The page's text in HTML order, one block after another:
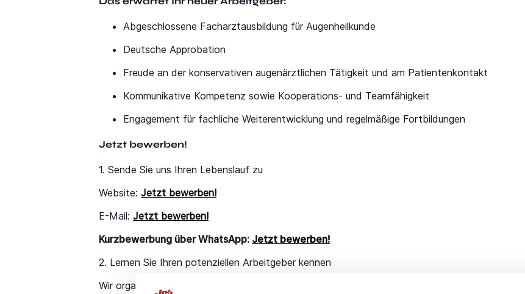
Abgeschlossene Facharztausbildung für Augenheilkunde
Deutsche Approbation
Freude an der konservativen augenärztlichen Tätigkeit und am Patientenkontakt
Kommunikative Kompetenz sowie Kooperations- und Teamfähigkeit
Engagement für fachliche Weiterentwicklung und regelmäßige Fortbildungen
Jetzt bewerben!
1. Sende Sie uns Ihren Lebenslauf zu
Website: Jetzt bewerben!
E-Mail: Jetzt bewerben!
Kurzbewerbung über WhatsApp: Jetzt bewerben!
2. Lernen Sie Ihren potenziellen Arbeitgeber kennen
Wir organisieren Vorstellungsgespräche, finden Termine und treffen alle nötigen Absprachen.